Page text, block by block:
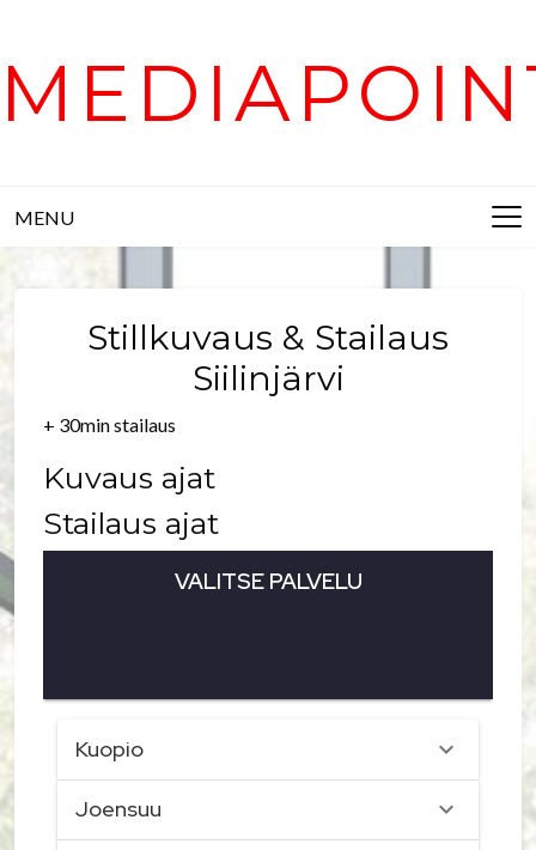
content
MENU
Stillkuvaus & Stailaus
Siilinjärvi
+ 30min stailaus
Kuvaus ajat
Stailaus ajat